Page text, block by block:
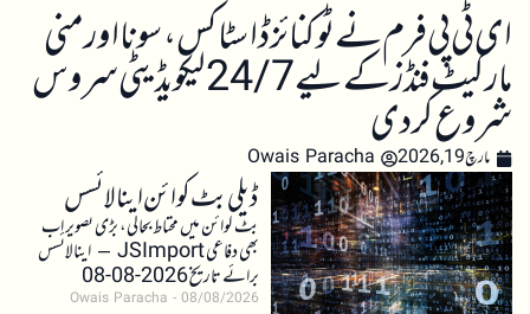
ای ٹی پی فرم نے ٹوکنائزڈ اسٹاکس، سونا اور منی
مارکیٹ فنڈز کے لیے 24/7 لیکویڈیٹی سروس
شروع کر دی
مارچ 19, 2026 Owais Paracha
ڈیلی بٹ کوائن اینالائسس
بٹ کوائن میں محتاط بحالی، بڑی تصویر اب
بھی دفاعی JSImport – اینالائسس
برائے تاریخ 2026-08-08
Owais Paracha 08/08/2026